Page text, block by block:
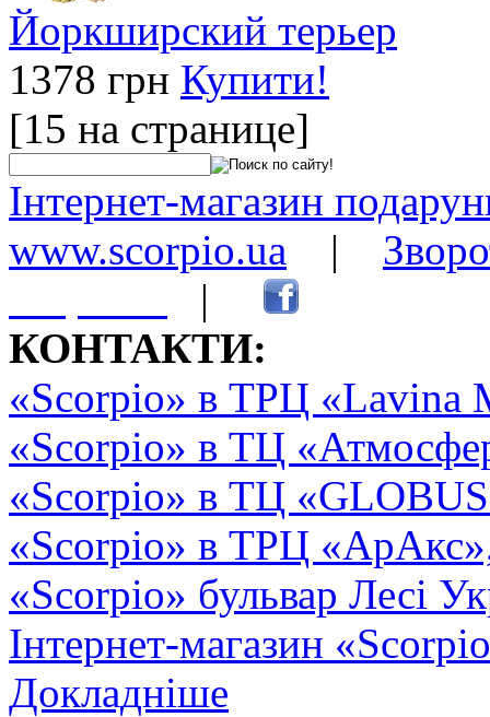
Йоркширский терьер
1378 грн Купити!
[15 на странице]
Інтернет-магазин
www.scorpio.ua |
|
КОНТАКТИ:
«Scorpio» в ТРЦ «Lavina
«Scorpio» в ТЦ
«Scorpio» в ТЦ
«Scorpio» в ТРЦ
«Scorpio» бульвар Лесі
Інтернет-магазин
Докладніше